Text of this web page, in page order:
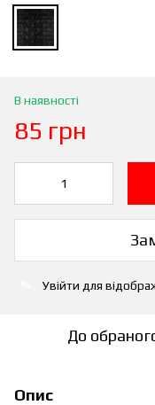
В наявності
85 грн
Увійти для
До
Опис